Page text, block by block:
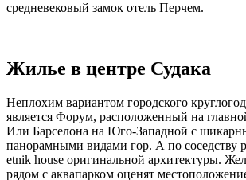
средневековый замок отель Перчем.
Жилье в центре Судака
Неплохим вариантом городского
является Форум, расположенный на
Или Барселона на Юго-Западной с
панорамными видами гор. А по соседству
etnik house оригинальной архитектуры.
рядом с аквапарком оценят